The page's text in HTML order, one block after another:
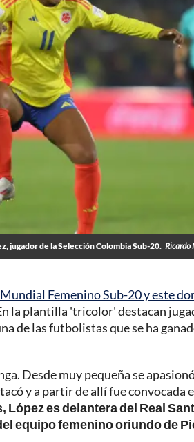
jugador de la Selección Colombia Sub-20. Ricardo
Femenino Sub-20 y este
la plantilla 'tricolor' destacan
de las futbolistas que se ha
Desde muy pequeña se
y a partir de allí fue convocada
López es delantera del Real
equipo femenino oriundo de